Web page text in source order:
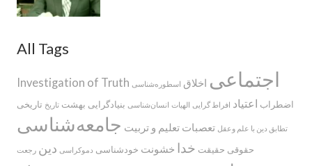
All Tags
Investigation of Truth اجتماعی اخلاق اسطوره‌‌شناسی
اضطراب اعتیاد افراط گرایی الهیات انسان‌شناسی بنیادگرایی بهشت تاریخ تاریخی
تطابق دین با علم وعقل تعصبات تعلیم و تربیت جامعه‌شناسی
حقوقی حقیقت خدا خشونت خودشناسی دموکراسی دین رجعت